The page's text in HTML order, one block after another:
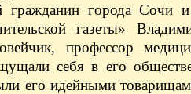
гражданин города Сочи и
газеты»
профессор
себя в его
его идейными